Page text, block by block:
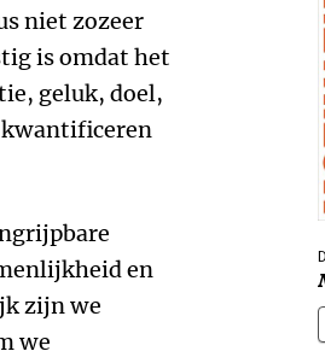
niet zozeer
is omdat het
geluk, doel,
kwantificeren
en
zijn we
we